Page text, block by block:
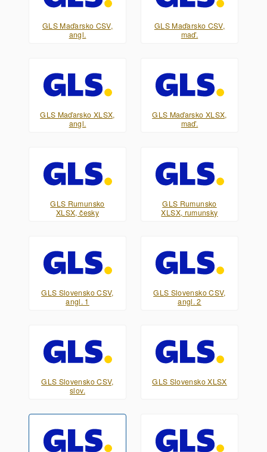
GLS Maďarsko CSV,
angl.
GLS Maďarsko CSV,
maď.
GLS Maďarsko XLSX,
angl.
GLS Maďarsko XLSX,
maď.
GLS Rumunsko
XLSX, česky
GLS Rumunsko
XLSX, rumunsky
GLS Slovensko CSV,
angl. 1
GLS Slovensko CSV,
angl. 2
GLS Slovensko CSV,
slov.
GLS Slovensko XLSX